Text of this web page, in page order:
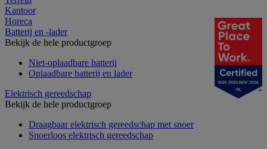
Kantoor
Horeca
Batterij en -lader
Bekijk de hele productgroep
Niet-oplaadbare batterij
Oplaadbare batterij en lader
Elektrisch gereedschap
Bekijk de hele productgroep
Draagbaar elektrisch gereedschap met snoer
Snoerloos elektrisch gereedschap
NOV 2025-NOV 2026
NL